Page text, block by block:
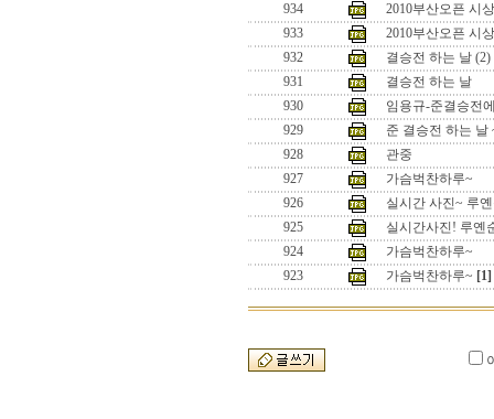
934
2010부산오픈 시
933
2010부산오픈 시
932
결승전 하는 날 (2)
931
결승전 하는 날
930
임용규-준결승전
929
준 결승전 하는 날
928
관중
927
가슴벅찬하루~
926
실시간 사진~ 루
925
실시간사진! 루옌
924
가슴벅찬하루~
923
가슴벅찬하루~ [1]